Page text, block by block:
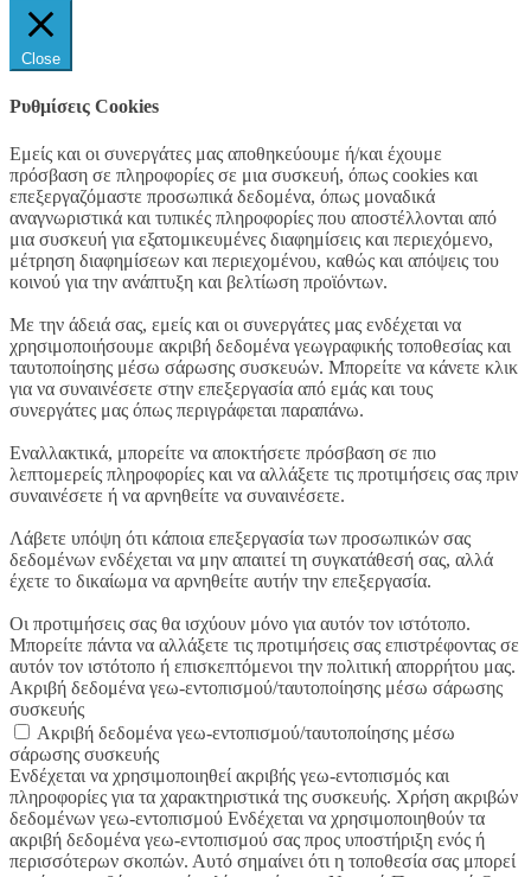
Close
Ρυθμίσεις Cookies
Εμείς και οι συνεργάτες μας αποθηκεύουμε ή/και έχουμε
πρόσβαση σε πληροφορίες σε μια συσκευή, όπως cookies και
επεξεργαζόμαστε προσωπικά δεδομένα, όπως μοναδικά
αναγνωριστικά και τυπικές πληροφορίες που αποστέλλονται από
μια συσκευή για εξατομικευμένες διαφημίσεις και περιεχόμενο,
μέτρηση διαφημίσεων και περιεχομένου, καθώς και απόψεις του
κοινού για την ανάπτυξη και βελτίωση προϊόντων.
Με την άδειά σας, εμείς και οι συνεργάτες μας ενδέχεται να
χρησιμοποιήσουμε ακριβή δεδομένα γεωγραφικής τοποθεσίας και
ταυτοποίησης μέσω σάρωσης συσκευών. Μπορείτε να κάνετε κλικ
για να συναινέσετε στην επεξεργασία από εμάς και τους
συνεργάτες μας όπως περιγράφεται παραπάνω.
Εναλλακτικά, μπορείτε να αποκτήσετε πρόσβαση σε πιο
λεπτομερείς πληροφορίες και να αλλάξετε τις προτιμήσεις σας πριν
συναινέσετε ή να αρνηθείτε να συναινέσετε.
Λάβετε υπόψη ότι κάποια επεξεργασία των προσωπικών σας
δεδομένων ενδέχεται να μην απαιτεί τη συγκατάθεσή σας, αλλά
έχετε το δικαίωμα να αρνηθείτε αυτήν την επεξεργασία.
Οι προτιμήσεις σας θα ισχύουν μόνο για αυτόν τον ιστότοπο.
Μπορείτε πάντα να αλλάξετε τις προτιμήσεις σας επιστρέφοντας σε
αυτόν τον ιστότοπο ή επισκεπτόμενοι την πολιτική απορρήτου μας.
Ακριβή δεδομένα γεω-εντοπισμού/ταυτοποίησης μέσω σάρωσης
συσκευής
Ακριβή δεδομένα γεω-εντοπισμού/ταυτοποίησης μέσω
σάρωσης συσκευής
Ενδέχεται να χρησιμοποιηθεί ακριβής γεω-εντοπισμός και
πληροφορίες για τα χαρακτηριστικά της συσκευής. Χρήση ακριβών
δεδομένων γεω-εντοπισμού Ενδέχεται να χρησιμοποιηθούν τα
ακριβή δεδομένα γεω-εντοπισμού σας προς υποστήριξη ενός ή
περισσότερων σκοπών. Αυτό σημαίνει ότι η τοποθεσία σας μπορεί